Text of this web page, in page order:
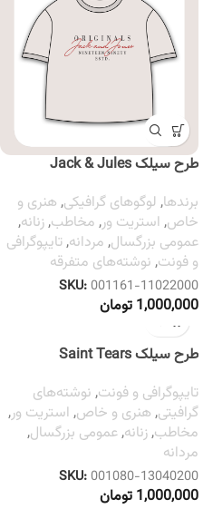
طرح سیلک Jack & Jules
برندها, لوگوهای گرافیکی, هنری و
خاص, استریت ور, مخاطب,زنانه,
عمومی بزرگسال, مردانه,تایپوگرافی
و فونت, نوشته‌های متفرقه
SKU:001161-11022000
1,000,000 تومان
طرح سیلک Saint Tears
تایپوگرافی و فونت, نوشته‌های
گرافیتی, هنری و خاص, استریت ور,
مخاطب,زنانه,عمومی بزرگسال,
مردانه
SKU:001080-13040200
1,000,000 تومان